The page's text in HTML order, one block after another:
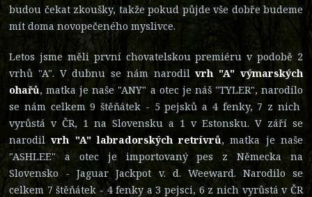
budou čekat zkoušky, takže pokud půjde vše dobře budeme
mít doma novopečeného myslivce.
Letos jsme měli první chovatelskou premiéru v podobě 2
vrhů "A". V dubnu se nám narodilvrh "A" výmarských
ohařů, matka je naše "ANY" a otec je náš "TYLER", narodilo
se nám celkem 9 štěňátek - 5 pejsků a 4 fenky, 7 z nich
vyrůstá v ČR, 1 na Slovensku a 1 v Estonsku. V září se
narodilvrh "A" labradorských retrívrů, matka je naše
"ASHLEE" a otec je importovaný pes z Německa na
Slovensko - Jaguar Jackpot v. d. Weeward. Narodilo se
celkem 7 štěňátek - 4 fenky a 3 pejsci, 6 z nich vyrůstá v ČR